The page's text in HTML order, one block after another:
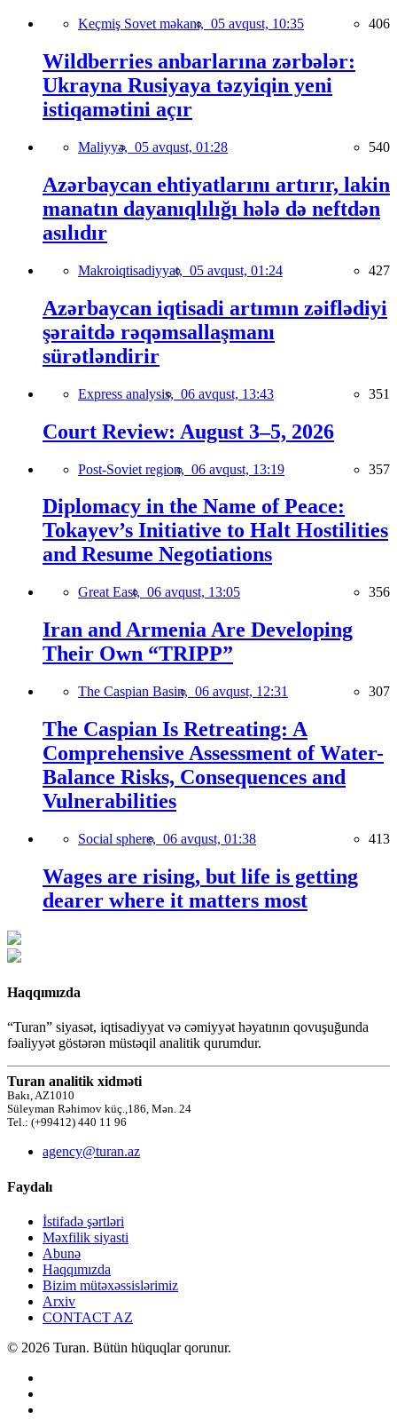
Keçmiş Sovet məkanı, 05 avqust, 10:35 406
Wildberries anbarlarına zərbələr:
Ukrayna Rusiyaya təzyiqin yeni
istiqamətini açır
Maliyyə, 05 avqust, 01:28 540
Azərbaycan ehtiyatlarını artırır, lakin
manatın dayanıqlılığı hələ də neftdən
asılıdır
Makroiqtisadiyyat, 05 avqust, 01:24 427
Azərbaycan iqtisadi artımın zəiflədiyi
şəraitdə rəqəmsallaşmanı
sürətləndirir
Express analysis, 06 avqust, 13:43 351
Court Review: August 3–5, 2026
Post-Soviet region, 06 avqust, 13:19 357
Diplomacy in the Name of Peace:
Tokayev’s Initiative to Halt Hostilities
and Resume Negotiations
Great East, 06 avqust, 13:05 356
Iran and Armenia Are Developing
Their Own “TRIPP”
The Caspian Basin, 06 avqust, 12:31 307
The Caspian Is Retreating: A
Comprehensive Assessment of Water-
Balance Risks, Consequences and
Vulnerabilities
Social sphere, 06 avqust, 01:38 413
Wages are rising, but life is getting
dearer where it matters most
Haqqımızda
“Turan” siyasət, iqtisadiyyat və cəmiyyət həyatının qovuşuğunda
fəaliyyət göstərən müstəqil analitik qurumdur.
Turan analitik xidməti
Bakı, AZ1010
Süleyman Rəhimov küç.,186, Mən. 24
Tel.: (+99412) 440 11 96
agency@turan.az
Faydalı
İstifadə şərtləri
Məxfilik siyasti
Abunə
Haqqımızda
Bizim mütəxəssislərimiz
Arxiv
CONTACT AZ
© 2026 Turan. Bütün hüquqlar qorunur.